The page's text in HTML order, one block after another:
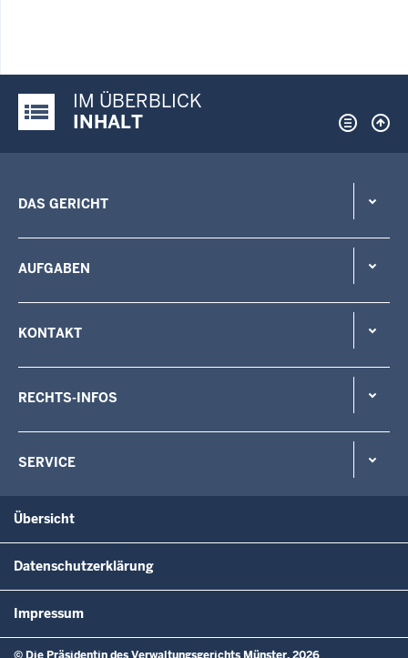
Justiz-Portal im Überblick:
IM ÜBERBLICK
INHALT
DAS GERICHT
AUFGABEN
KONTAKT
RECHTS-INFOS
SERVICE
Übersicht
Datenschutzerklärung
Impressum
© Die Präsidentin des Verwaltungsgerichts Münster, 2026